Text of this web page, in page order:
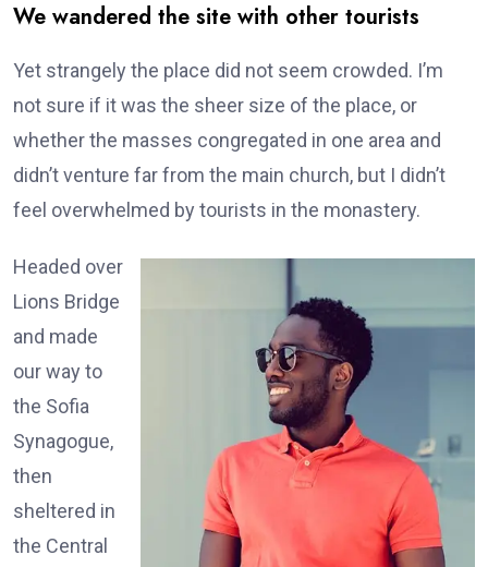
We wandered the site with other tourists
Yet strangely the place did not seem crowded. I’m
not sure if it was the sheer size of the place, or
whether the masses congregated in one area and
didn’t venture far from the main church, but I didn’t
feel overwhelmed by tourists in the monastery.
Headed over
Lions Bridge
and made
our way to
the Sofia
Synagogue,
then
sheltered in
the Central